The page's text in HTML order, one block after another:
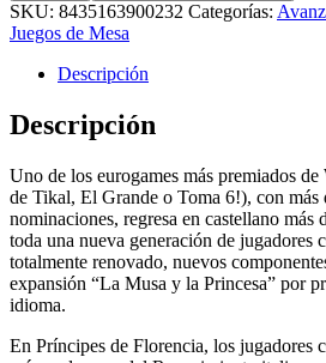
SKU: 8435163900232 Categorías:
Juegos de Mesa
Descripción
Descripción
Uno de los eurogames más premiados
de Tikal, El Grande o Toma 6!), con más
nominaciones, regresa en castellano más
toda una nueva generación de jugadores
totalmente renovado, nuevos
expansión “La Musa y la Princesa” por
idioma.
En Príncipes de Florencia, los jugadores